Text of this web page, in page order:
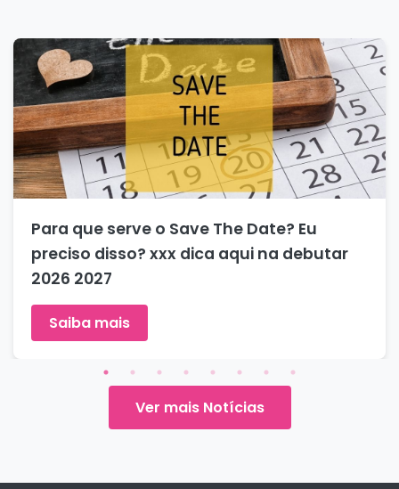
serve o Save The Date? Eu
disso? xxx dica aqui na debutar
ter
Ver mais Notícias